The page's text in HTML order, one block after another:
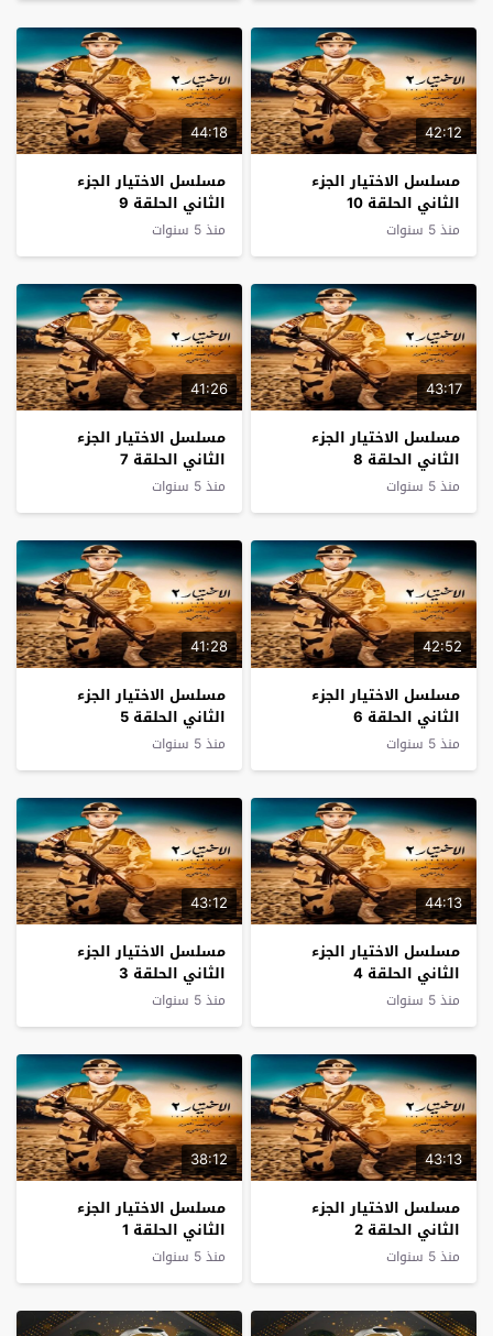
42:12
مسلسل الاختيار الجزء
الثاني الحلقة 10
منذ 5 سنوات
44:18
مسلسل الاختيار الجزء
الثاني الحلقة 9
منذ 5 سنوات
43:17
مسلسل الاختيار الجزء
الثاني الحلقة 8
منذ 5 سنوات
41:26
مسلسل الاختيار الجزء
الثاني الحلقة 7
منذ 5 سنوات
42:52
مسلسل الاختيار الجزء
الثاني الحلقة 6
منذ 5 سنوات
41:28
مسلسل الاختيار الجزء
الثاني الحلقة 5
منذ 5 سنوات
44:13
مسلسل الاختيار الجزء
الثاني الحلقة 4
منذ 5 سنوات
43:12
مسلسل الاختيار الجزء
الثاني الحلقة 3
منذ 5 سنوات
43:13
مسلسل الاختيار الجزء
الثاني الحلقة 2
منذ 5 سنوات
38:12
مسلسل الاختيار الجزء
الثاني الحلقة 1
منذ 5 سنوات